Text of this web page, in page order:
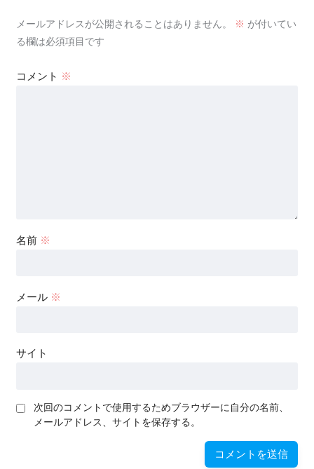
メールアドレスが公開されることはありません。 ※ が付いてい
る欄は必須項目です
コメント ※
名前 ※
メール ※
サイト
次回のコメントで使用するためブラウザーに自分の名前、
メールアドレス、サイトを保存する。